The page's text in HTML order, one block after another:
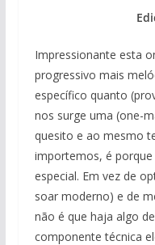
Impressionante esta
progressivo mais
específico quanto
nos surge uma (one-
quesito e ao mesmo
importemos, é
especial. Em vez de
soar moderno) e de
não é que haja algo
componente técnica